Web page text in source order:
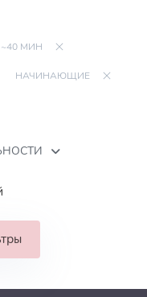
~40 МИН
НАЧИНАЮЩИЕ